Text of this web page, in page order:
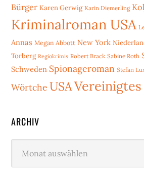
Bürger Karen Gerwig Karin Diemerling
Kriminalroman USA
Annas Megan Abbott New York
Torberg Regiokrimis Robert Brack Sabine Roth
Schweden Spionageroman Stefan
Wörtche USA
ARCHIV